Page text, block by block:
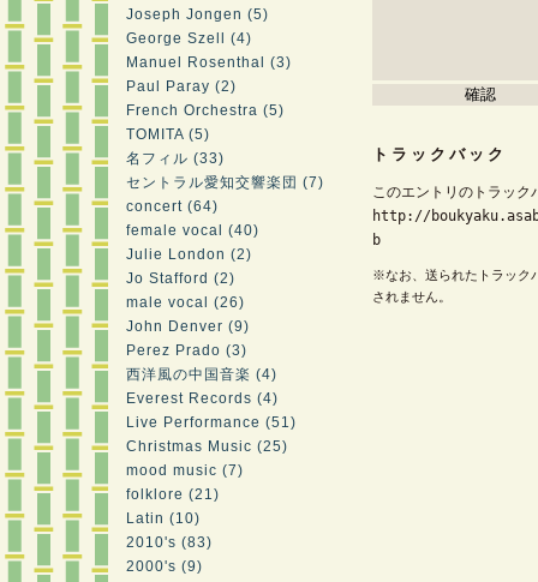
Joseph Jongen (5)
George Szell (4)
Manuel Rosenthal (3)
Paul Paray (2)
French Orchestra (5)
TOMITA (5)
名フィル (33)
セントラル愛知交響楽団 (7)
concert (64)
female vocal (40)
Julie London (2)
Jo Stafford (2)
male vocal (26)
John Denver (9)
Perez Prado (3)
西洋風の中国音楽 (4)
Everest Records (4)
Live Performance (51)
Christmas Music (25)
mood music (7)
folklore (21)
Latin (10)
2010's (83)
2000's (9)
トラックバック
このエントリのトラック
http://
b
※なお、送られたトラック
されません。